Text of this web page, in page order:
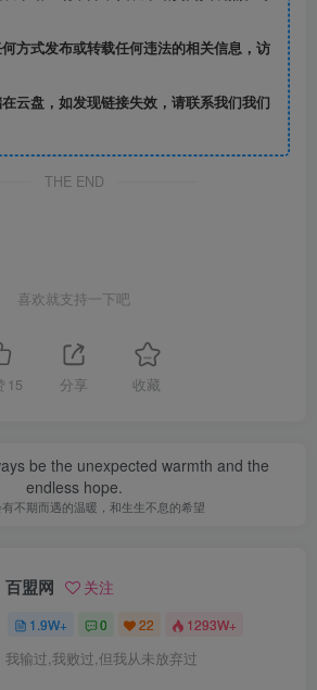
方式发布或转载任何违法的相关信息，访
云盘，如发现链接失效，请联系我们我们
THE END
喜欢就支持一下吧
15 分享 收藏
be the unexpected warmth and the
endless hope.
有不期而遇的温暖，和生生不息的希望
百盟网 关注
1.9W+ 0 22 1293W+
我输过,我败过,但我从未放弃过